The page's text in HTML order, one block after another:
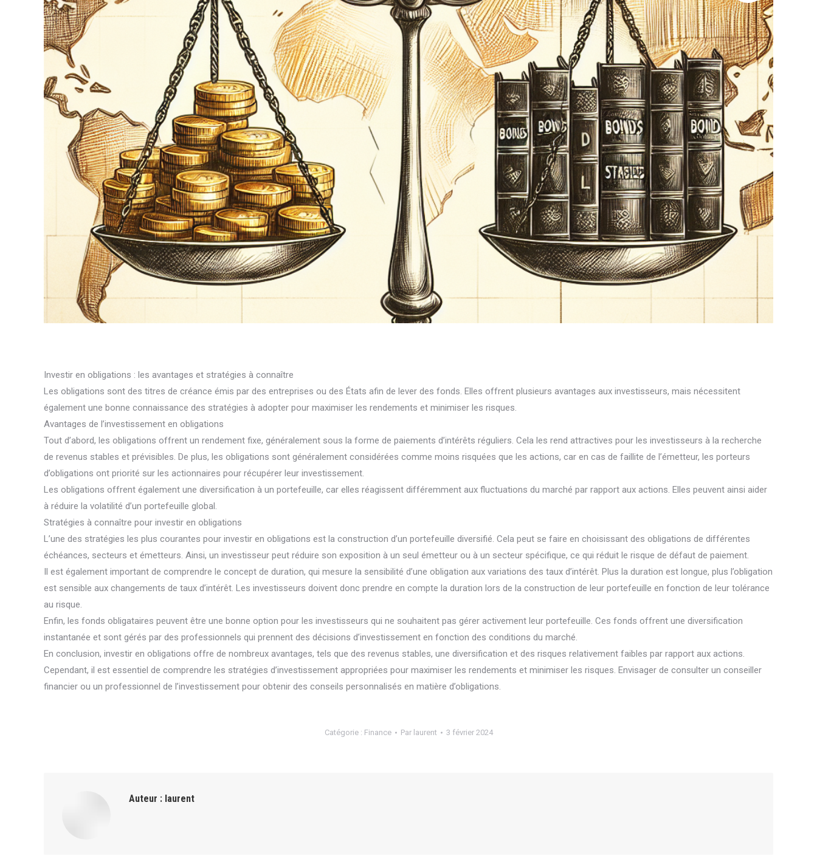
Investir en obligations : les avantages et stratégies à connaître
Les obligations sont des titres de créance émis par des entreprises ou des États afin de lever des fonds. Elles offrent plusieurs avantages aux investisseurs, mais nécessitent
également une bonne connaissance des stratégies à adopter pour maximiser les rendements et minimiser les risques.
Avantages de l’investissement en obligations
Tout d’abord, les obligations offrent un rendement fixe, généralement sous la forme de paiements d’intérêts réguliers. Cela les rend attractives pour les investisseurs à la recherche
de revenus stables et prévisibles. De plus, les obligations sont généralement considérées comme moins risquées que les actions, car en cas de faillite de l’émetteur, les porteurs
d’obligations ont priorité sur les actionnaires pour récupérer leur investissement.
Les obligations offrent également une diversification à un portefeuille, car elles réagissent différemment aux fluctuations du marché par rapport aux actions. Elles peuvent ainsi aider
à réduire la volatilité d’un portefeuille global.
Stratégies à connaître pour investir en obligations
L’une des stratégies les plus courantes pour investir en obligations est la construction d’un portefeuille diversifié. Cela peut se faire en choisissant des obligations de différentes
échéances, secteurs et émetteurs. Ainsi, un investisseur peut réduire son exposition à un seul émetteur ou à un secteur spécifique, ce qui réduit le risque de défaut de paiement.
Il est également important de comprendre le concept de duration, qui mesure la sensibilité d’une obligation aux variations des taux d’intérêt. Plus la duration est longue, plus l’obligation
est sensible aux changements de taux d’intérêt. Les investisseurs doivent donc prendre en compte la duration lors de la construction de leur portefeuille en fonction de leur tolérance
au risque.
Enfin, les fonds obligataires peuvent être une bonne option pour les investisseurs qui ne souhaitent pas gérer activement leur portefeuille. Ces fonds offrent une diversification
instantanée et sont gérés par des professionnels qui prennent des décisions d’investissement en fonction des conditions du marché.
En conclusion, investir en obligations offre de nombreux avantages, tels que des revenus stables, une diversification et des risques relativement faibles par rapport aux actions.
Cependant, il est essentiel de comprendre les stratégies d’investissement appropriées pour maximiser les rendements et minimiser les risques. Envisager de consulter un conseiller
financier ou un professionnel de l’investissement pour obtenir des conseils personnalisés en matière d’obligations.
Catégorie : Finance Par laurent 3 février 2024
Auteur : laurent